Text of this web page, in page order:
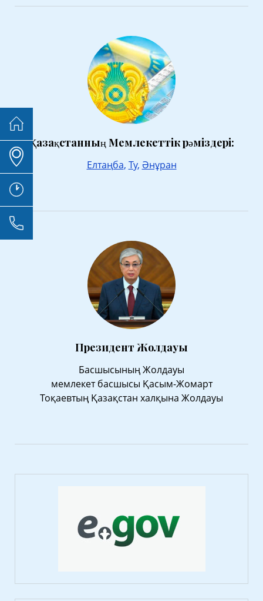
Қазақстанның Мемлекеттік рәміздері:
Елтаңба, Ту, Әнұран
Президент Жолдауы
Басшысының Жолдауы
мемлекет басшысы Қасым-Жомарт
Тоқаевтың Қазақстан халқына Жолдауы